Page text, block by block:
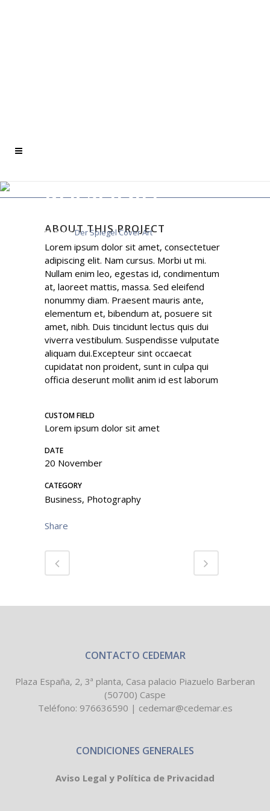
DER SPIEGEL
Home>Der Spiegel Cover Art
ABOUT THIS PROJECT
Lorem ipsum dolor sit amet, consectetuer
adipiscing elit. Nam cursus. Morbi ut mi.
Nullam enim leo, egestas id, condimentum
at, laoreet mattis, massa. Sed eleifend
nonummy diam. Praesent mauris ante,
elementum et, bibendum at, posuere sit
amet, nibh. Duis tincidunt lectus quis dui
viverra vestibulum. Suspendisse vulputate
aliquam dui.Excepteur sint occaecat
cupidatat non proident, sunt in culpa qui
officia deserunt mollit anim id est laborum
CUSTOM FIELD
Lorem ipsum dolor sit amet
DATE
20 November
CATEGORY
Business, Photography
Share
CONTACTO CEDEMAR
Plaza España, 2, 3ª planta, Casa palacio Piazuelo Barberan
(50700) Caspe
Teléfono: 976636590 | cedemar@cedemar.es
CONDICIONES GENERALES
Aviso Legal y Política de Privacidad